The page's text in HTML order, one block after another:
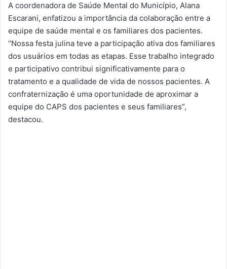
A coordenadora de Saúde Mental do Município, Alana
Escarani, enfatizou a importância da colaboração entre a
equipe de saúde mental e os familiares dos pacientes.
“Nossa festa julina teve a participação ativa dos familiares
dos usuários em todas as etapas. Esse trabalho integrado
e participativo contribui significativamente para o
tratamento e a qualidade de vida de nossos pacientes. A
confraternização é uma oportunidade de aproximar a
equipe do CAPS dos pacientes e seus familiares”,
destacou.